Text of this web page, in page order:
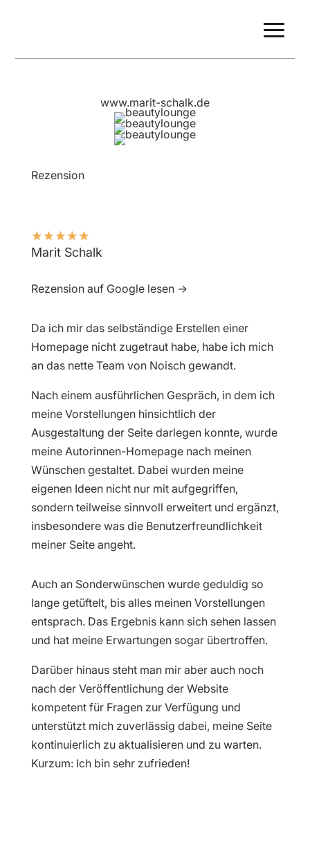
www.marit-schalk.de
Rezension
☆☆☆☆☆
Marit Schalk
Rezension auf Google lesen →
Da ich mir das selbständige Erstellen einer
Homepage nicht zugetraut habe, habe ich mich
an das nette Team von Noisch gewandt.
Nach einem ausführlichen Gespräch, in dem ich
meine Vorstellungen hinsichtlich der
Ausgestaltung der Seite darlegen konnte, wurde
meine Autorinnen-Homepage nach meinen
Wünschen gestaltet. Dabei wurden meine
eigenen Ideen nicht nur mit aufgegriffen,
sondern teilweise sinnvoll erweitert und ergänzt,
insbesondere was die Benutzerfreundlichkeit
meiner Seite angeht.
Auch an Sonderwünschen wurde geduldig so
lange getüftelt, bis alles meinen Vorstellungen
entsprach. Das Ergebnis kann sich sehen lassen
und hat meine Erwartungen sogar übertroffen.
Darüber hinaus steht man mir aber auch noch
nach der Veröffentlichung der Website
kompetent für Fragen zur Verfügung und
unterstützt mich zuverlässig dabei, meine Seite
kontinuierlich zu aktualisieren und zu warten.
Kurzum: Ich bin sehr zufrieden!